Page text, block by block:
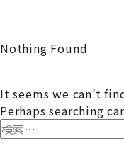
Nothing Found
It seems we can’t
Perhaps searching
検
索: